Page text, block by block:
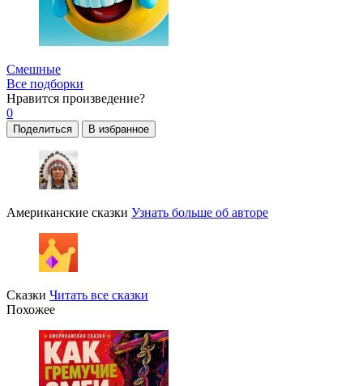
Смешные
Все подборки
Нравится произведение?
0
Поделиться В избранное
Американские сказки Узнать больше об авторе
Сказки Читать все сказки
Похожее